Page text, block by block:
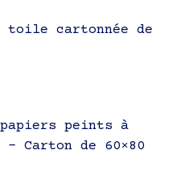
toile cartonnée de
peints à
Carton de 60×80